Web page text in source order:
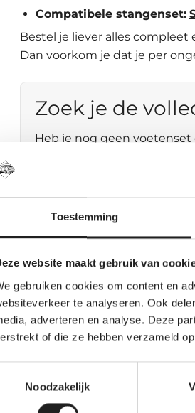
Toestemming
website maakt gebruik van
gebruiken cookies om content en
te analyseren. Ook
adverteren en analyse. Deze
of die ze hebben verzameld
Noodzakelijk
Compatibele stangenset:
Bestel je liever alles compleet
Dan voorkom je dat je per
Zoek je de
Heb je nog geen
jouw exacte auto. Dan
Volkswagen
Praktisch en voordelig:
zwart
Robuust voor
Handig bij vaak laden
Waarom heb je